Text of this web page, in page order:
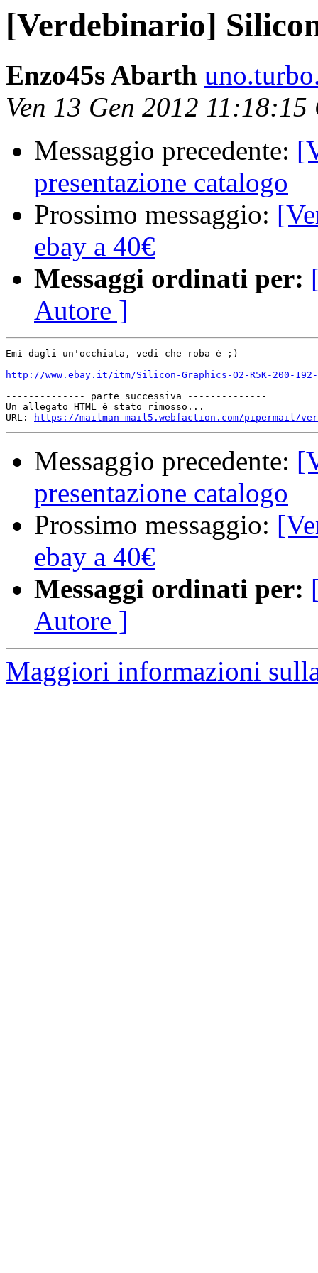
[Verdebinario]
Enzo45s Abarth
Ven 13 Gen 2012 11:18:15
Messaggio precedente:
presentazione catalogo
Prossimo messaggio:
ebay a 40€
Messaggi ordinati per:
Autore ]
Emì dagli un'occhiata, vedi che roba è ;)
http://www.ebay.it/itm/Silicon-Graphics-O2-R5K-200-192-
-------------- parte successiva --------------
Un allegato HTML è stato rimosso...
URL:
https://mailman-mail5.webfaction.com/pipermail/
Messaggio precedente:
presentazione catalogo
Prossimo messaggio:
ebay a 40€
Messaggi ordinati per:
Autore ]
Maggiori informazioni